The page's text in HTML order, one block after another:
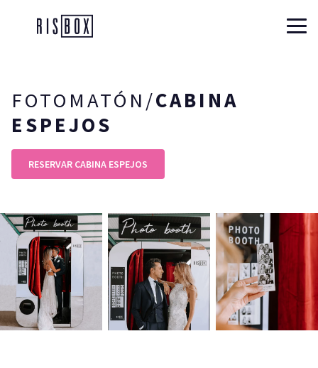
Risbox
FOTOMATÓN/CABINA
ESPEJOS
RESERVAR CABINA ESPEJOS